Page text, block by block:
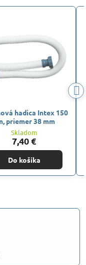
hadica Intex 150
priemer 38 mm
Skladom
7,40 €
Do košíka